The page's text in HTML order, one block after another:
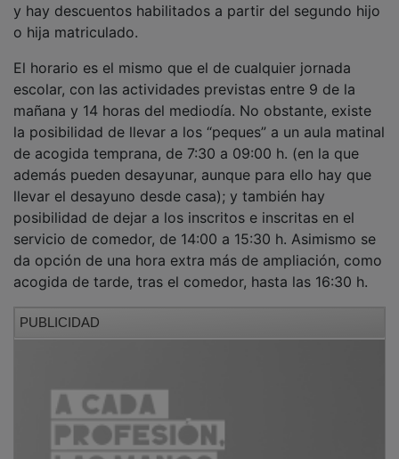
o hija matriculado.
escolar, con las actividades previstas entre 9 de la
mañana y 14 horas del mediodía. No obstante, existe
la posibilidad de llevar a los “peques” a un aula matinal
de acogida temprana, de 7:30 a 09:00 h. (en la que
además pueden desayunar, aunque para ello hay que
llevar el desayuno desde casa); y también hay
posibilidad de dejar a los inscritos e inscritas en el
servicio de comedor, de 14:00 a 15:30 h. Asimismo se
da opción de una hora extra más de ampliación, como
acogida de tarde, tras el comedor, hasta las 16:30 h.